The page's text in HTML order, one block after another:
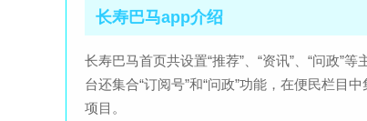
长寿巴马app介绍
长寿巴马首页共设置“推荐”、“资讯”、“问政”
台还集合“订阅号”和“问政”功能，在便民栏目
项目。